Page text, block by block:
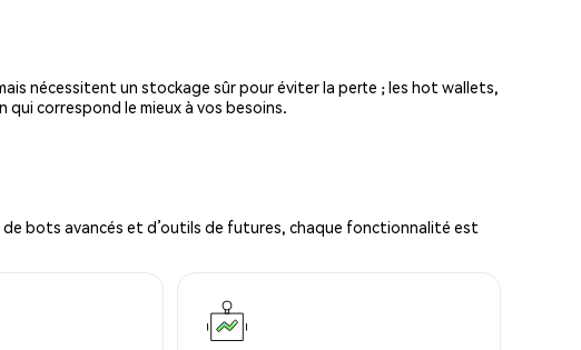
nécessitent un stockage sûr pour éviter la perte ; les hot wallets,
correspond le mieux à vos besoins.
bots avancés et d’outils de futures, chaque fonctionnalité est